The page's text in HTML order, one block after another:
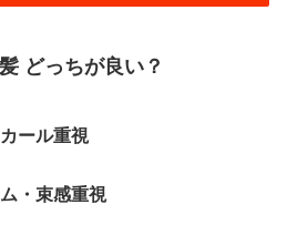
どっちが良い？
ール重視
・束感重視